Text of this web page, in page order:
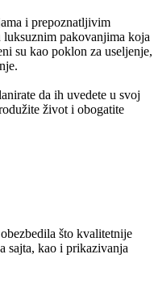
i prepoznatljivim
pakovanjima koja
su kao poklon za useljenje,
da ih uvedete u svoj
život i obogatite
što kvalitetnije
sajta, kao i prikazivanja